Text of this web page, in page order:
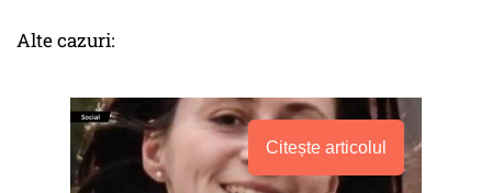
Alte cazuri:
Citește articolul